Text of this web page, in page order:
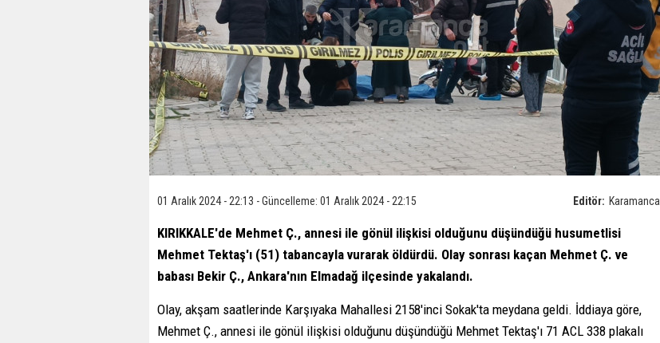
Editör: Karamanca
01 Aralık 2024 - 22:13 - Güncelleme: 01 Aralık 2024 - 22:15
KIRIKKALE'de Mehmet Ç., annesi ile gönül ilişkisi olduğunu düşündüğü husumetlisi
Mehmet Tektaş'ı (51) tabancayla vurarak öldürdü. Olay sonrası kaçan Mehmet Ç. ve
babası Bekir Ç., Ankara'nın Elmadağ ilçesinde yakalandı.
Olay, akşam saatlerinde Karşıyaka Mahallesi 2158'inci Sokak'ta meydana geldi. İddiaya göre,
Mehmet Ç., annesi ile gönül ilişkisi olduğunu düşündüğü Mehmet Tektaş'ı 71 ACL 338 plakalı